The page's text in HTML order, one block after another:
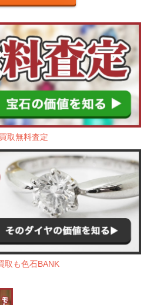
取無料査定
取も色石BANK